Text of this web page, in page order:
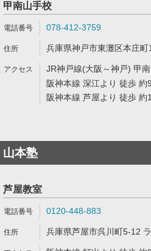
甲南山手校
078-412-3759
兵庫県神戸市東灘区本庄町
JR神戸線(大阪～神戸) 甲
阪神本線 深江より 徒歩 約
阪神本線 芦屋より 徒歩 約
山本塾
芦屋教室
0120-448-883
兵庫県芦屋市呉川町5-12